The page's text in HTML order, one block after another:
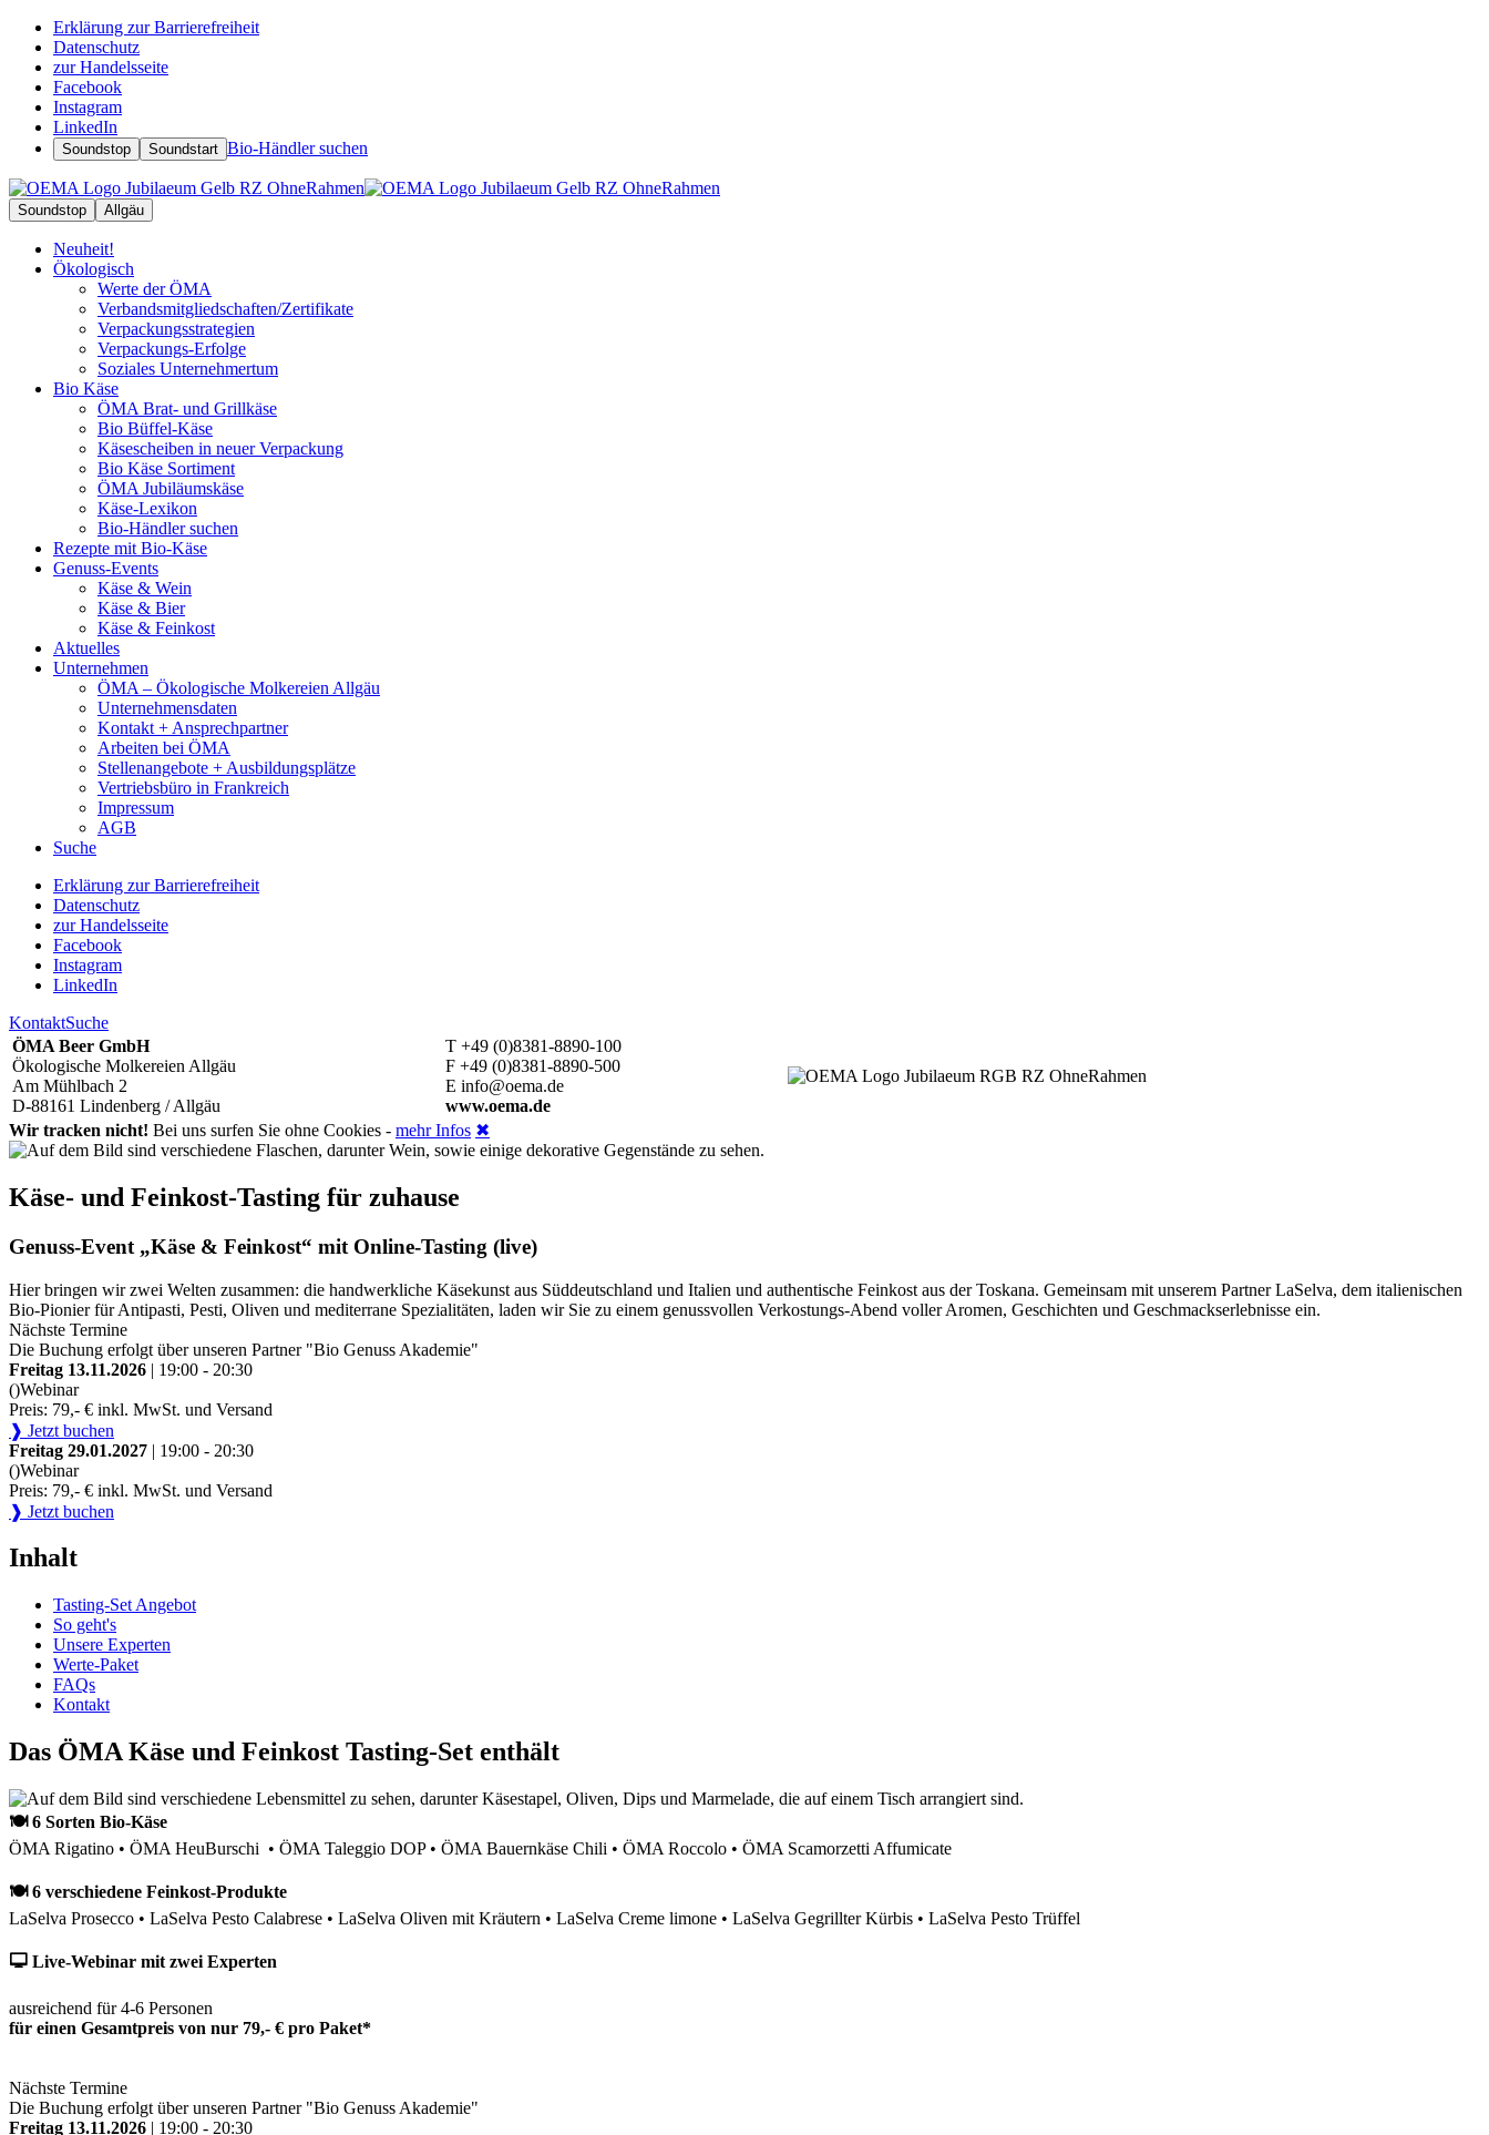
Erklärung zur Barrierefreiheit
Datenschutz
zur Handelsseite
Facebook
Instagram
LinkedIn
Soundstop Soundstart Bio-Händler suchen
Soundstop Allgäu
Neuheit!
Ökologisch
Werte der ÖMA
Verbandsmitgliedschaften/Zertifikate
Verpackungsstrategien
Verpackungs-Erfolge
Soziales Unternehmertum
Bio Käse
ÖMA Brat- und Grillkäse
Bio Büffel-Käse
Käsescheiben in neuer Verpackung
Bio Käse Sortiment
ÖMA Jubiläumskäse
Käse-Lexikon
Bio-Händler suchen
Rezepte mit Bio-Käse
Genuss-Events
Käse & Wein
Käse & Bier
Käse & Feinkost
Aktuelles
Unternehmen
ÖMA – Ökologische Molkereien Allgäu
Unternehmensdaten
Kontakt + Ansprechpartner
Arbeiten bei ÖMA
Stellenangebote + Ausbildungsplätze
Vertriebsbüro in Frankreich
Impressum
AGB
Suche
Erklärung zur Barrierefreiheit
Datenschutz
zur Handelsseite
Facebook
Instagram
LinkedIn
KontaktSuche
ÖMA Beer GmbH
Ökologische Molkereien Allgäu
Am Mühlbach 2
D-88161 Lindenberg / Allgäu
T +49 (0)8381-8890-100
F +49 (0)8381-8890-500
E info@oema.de
www.oema.de
Wir tracken nicht! Bei uns surfen Sie ohne Cookies - mehr Infos ✖
Käse- und Feinkost-Tasting für zuhause
Genuss-Event „Käse & Feinkost“ mit Online-Tasting (live)
Hier bringen wir zwei Welten zusammen: die handwerkliche Käsekunst aus Süddeutschland und Italien und authentische Feinkost aus der Toskana. Gemeinsam mit unserem Partner LaSelva, dem italienischen
Bio-Pionier für Antipasti, Pesti, Oliven und mediterrane Spezialitäten, laden wir Sie zu einem genussvollen Verkostungs-Abend voller Aromen, Geschichten und Geschmackserlebnisse ein.
Nächste Termine
Die Buchung erfolgt über unseren Partner "Bio Genuss Akademie"
Freitag 13.11.2026 | 19:00 - 20:30
()Webinar
Preis: 79,- € inkl. MwSt. und Versand
❱ Jetzt buchen
Freitag 29.01.2027 | 19:00 - 20:30
()Webinar
Preis: 79,- € inkl. MwSt. und Versand
❱ Jetzt buchen
Inhalt
Tasting-Set Angebot
So geht's
Unsere Experten
Werte-Paket
FAQs
Kontakt
Das ÖMA Käse und Feinkost Tasting-Set enthält
🍽 6 Sorten Bio-Käse
ÖMA Rigatino • ÖMA HeuBurschi • ÖMA Taleggio DOP • ÖMA Bauernkäse Chili • ÖMA Roccolo • ÖMA Scamorzetti Affumicate
🍽 6 verschiedene Feinkost-Produkte
LaSelva Prosecco • LaSelva Pesto Calabrese • LaSelva Oliven mit Kräutern • LaSelva Creme limone • LaSelva Gegrillter Kürbis • LaSelva Pesto Trüffel
🖵 Live-Webinar mit zwei Experten
ausreichend für 4-6 Personen
für einen Gesamtpreis von nur 79,- € pro Paket*
Nächste Termine
Die Buchung erfolgt über unseren Partner "Bio Genuss Akademie"
Freitag 13.11.2026 | 19:00 - 20:30